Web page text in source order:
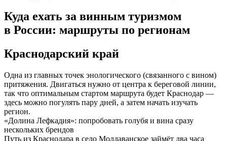
Куда ехать за винным туризмом
в России: маршруты по регионам
Краснодарский край
Одна из главных точек энологического (связанного с вином)
притяжения. Двигаться нужно от центра к береговой линии,
так что оптимальным стартом маршрута будет Краснодар —
здесь можно погулять пару дней, а затем начать изучать
регион.
«Долина Лефкадия»: попробовать голубя и вина сразу
нескольких брендов
Путь из Краснодара в село Молдаванское займёт два часа